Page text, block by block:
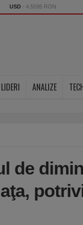
USD - 4.5595 RON
LIDERI ANALIZE
de